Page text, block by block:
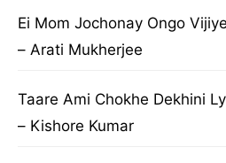
Ei Mom Jochonay Ongo Vijiye
– Arati Mukherjee
Taare Ami Chokhe Dekhini
– Kishore Kumar